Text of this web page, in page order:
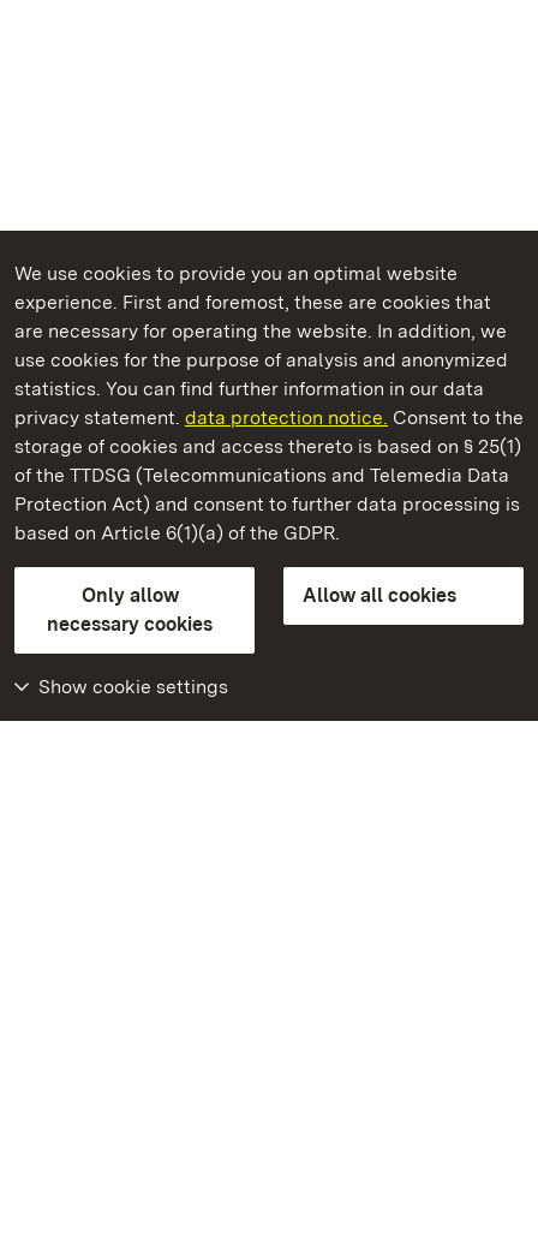
We use cookies to provide you an optimal website
experience. First and foremost, these are cookies that
are necessary for operating the website. In addition, we
use cookies for the purpose of analysis and anonymized
statistics. You can find further information in our data
privacy statement. data protection notice. Consent to the
storage of cookies and access thereto is based on § 25(1)
of the TTDSG (Telecommunications and Telemedia Data
Protection Act) and consent to further data processing is
based on Article 6(1)(a) of the GDPR.
Only allow
necessary cookies
Allow all cookies
Show cookie settings
State Palaces and Gardens of Baden-Wuerttemberg
Staatliche Schlösser und Gärten Baden‑Württemberg
State Palaces and Gardens of Baden-Wuerttemberg
Contact usFAQMasthead
Declaration on barrier-free access
BITV-konform (geprüfte Seiten)